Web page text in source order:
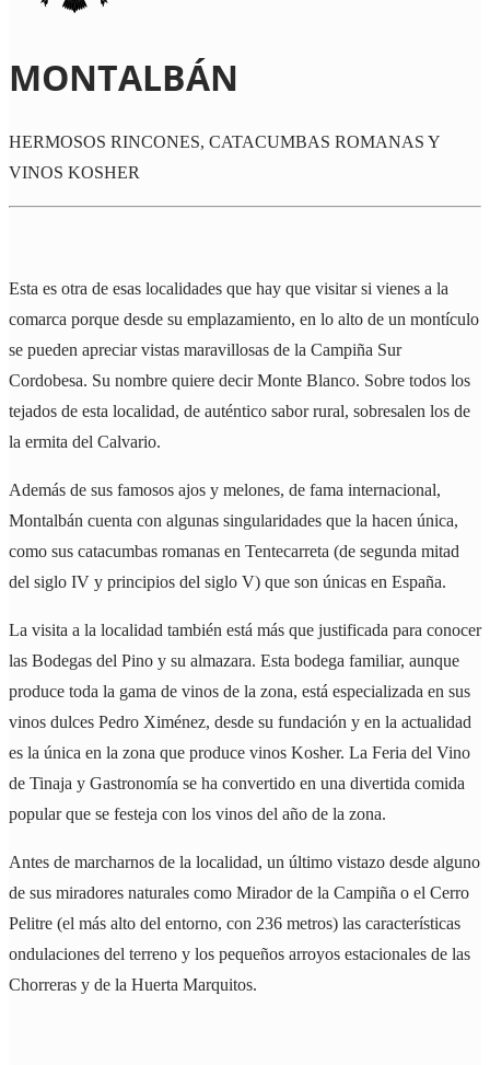
MONTALBÁN
HERMOSOS RINCONES, CATACUMBAS ROMANAS Y
VINOS KOSHER
Esta es otra de esas localidades que hay que visitar si vienes a la
comarca porque desde su emplazamiento, en lo alto de un montículo
se pueden apreciar vistas maravillosas de la Campiña Sur
Cordobesa. Su nombre quiere decir Monte Blanco. Sobre todos los
tejados de esta localidad, de auténtico sabor rural, sobresalen los de
la ermita del Calvario.
Además de sus famosos ajos y melones, de fama internacional,
Montalbán cuenta con algunas singularidades que la hacen única,
como sus catacumbas romanas en Tentecarreta (de segunda mitad
del siglo IV y principios del siglo V) que son únicas en España.
La visita a la localidad también está más que justificada para conocer
las Bodegas del Pino y su almazara. Esta bodega familiar, aunque
produce toda la gama de vinos de la zona, está especializada en sus
vinos dulces Pedro Ximénez, desde su fundación y en la actualidad
es la única en la zona que produce vinos Kosher. La Feria del Vino
de Tinaja y Gastronomía se ha convertido en una divertida comida
popular que se festeja con los vinos del año de la zona.
Antes de marcharnos de la localidad, un último vistazo desde alguno
de sus miradores naturales como Mirador de la Campiña o el Cerro
Pelitre (el más alto del entorno, con 236 metros) las características
ondulaciones del terreno y los pequeños arroyos estacionales de las
Chorreras y de la Huerta Marquitos.